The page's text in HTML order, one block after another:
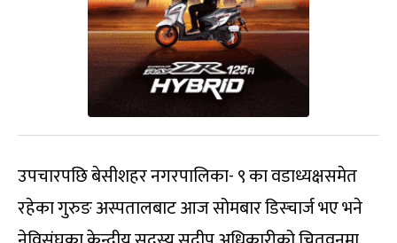
उपचारपछि बेसीशहर नगरपालिका- ९ का वडाध्यक्षसमेत
रहेका गुरुङ अस्पतालबाट आज सोमबार डिस्चार्ज भए भने